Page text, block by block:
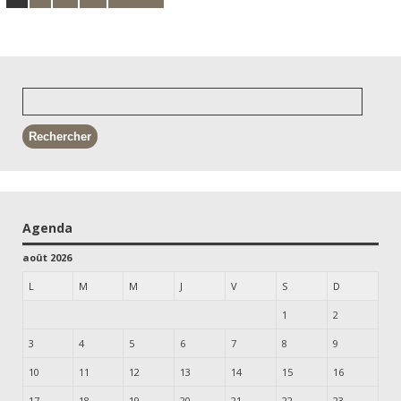
Agenda
août 2026
L M M J V S D
1 2
3 4 5 6 7 8 9
10 11 12 13 14 15 16